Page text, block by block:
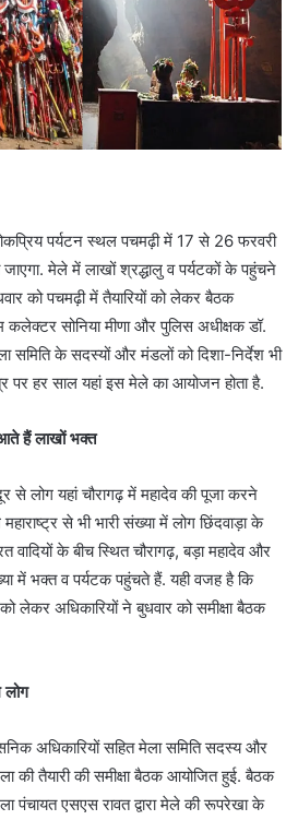
पर्यटन स्थल पचमढ़ी में 17 से 26 फरवरी
मेले में लाखों श्रद्धालु व पर्यटकों के पहुंचने
को पचमढ़ी में तैयारियों को लेकर बैठक
कलेक्टर सोनिया मीणा और पुलिस अधीक्षक डॉ.
समिति के सदस्यों और मंडलों को दिशा-निर्देश भी
पर हर साल यहां इस मेले का आयोजन होता है.
हैं लाखों भक्त
से लोग यहां चौरागढ़ में महादेव की पूजा करने
से भी भारी संख्या में लोग छिंदवाड़ा के
के बीच स्थित चौरागढ़, बड़ा महादेव और
में भक्त व पर्यटक पहुंचते हैं. यही वजह है कि
लेकर अधिकारियों ने बुधवार को समीक्षा बैठक
अधिकारियों सहित मेला समिति सदस्य और
की तैयारी की समीक्षा बैठक आयोजित हुई. बैठक
पंचायत एसएस रावत द्वारा मेले की रूपरेखा के